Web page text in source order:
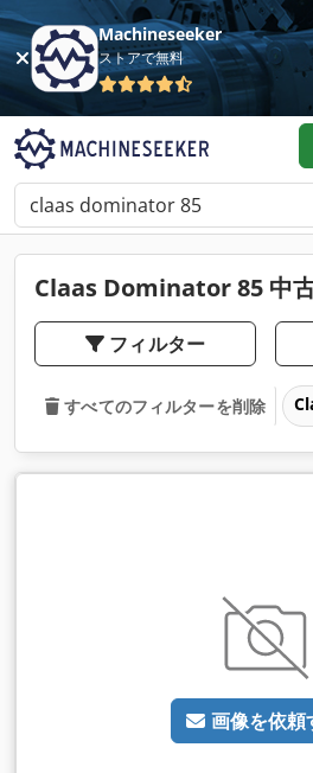
Machineseeker
ストアで無料
Claas Dominator 85 中
フィルター
すべてのフィルターを削除
画像を依頼